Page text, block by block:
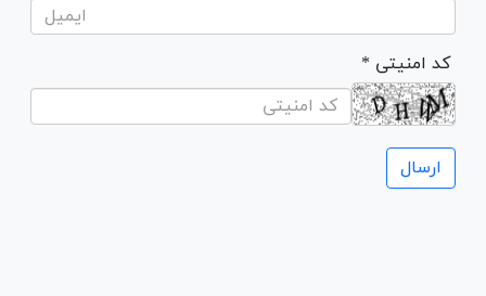
* کد امنیتی